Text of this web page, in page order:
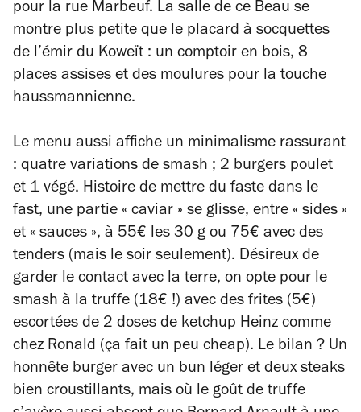
pour la rue Marbeuf. La salle de ce Beau se
montre plus petite que le placard à socquettes
de l’émir du Koweït : un comptoir en bois, 8
places assises et des moulures pour la touche
haussmannienne.
Le menu aussi affiche un minimalisme rassurant
: quatre variations de smash ; 2 burgers poulet
et 1 végé. Histoire de mettre du faste dans le
fast, une partie « caviar » se glisse, entre « sides »
et « sauces », à 55€ les 30 g ou 75€ avec des
tenders (mais le soir seulement). Désireux de
garder le contact avec la terre, on opte pour le
smash à la truffe (18€ !) avec des frites (5€)
escortées de 2 doses de ketchup Heinz comme
chez Ronald (ça fait un peu cheap). Le bilan ? Un
honnête burger avec un bun léger et deux steaks
bien croustillants, mais où le goût de truffe